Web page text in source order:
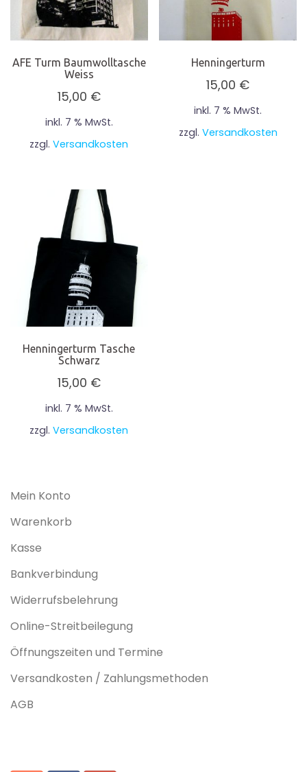
AFE Turm Baumwolltasche
Weiss
15,00 €
inkl. 7 % MwSt.
zzgl.Versandkosten
Henningerturm
15,00 €
inkl. 7 % MwSt.
zzgl. Versandkosten
Henningerturm Tasche
Schwarz
15,00 €
inkl. 7 % MwSt.
zzgl.Versandkosten
Mein Konto
Warenkorb
Kasse
Bankverbindung
Widerrufsbelehrung
Online-Streitbeilegung
Öffnungszeiten und Termine
Versandkosten / Zahlungsmethoden
AGB